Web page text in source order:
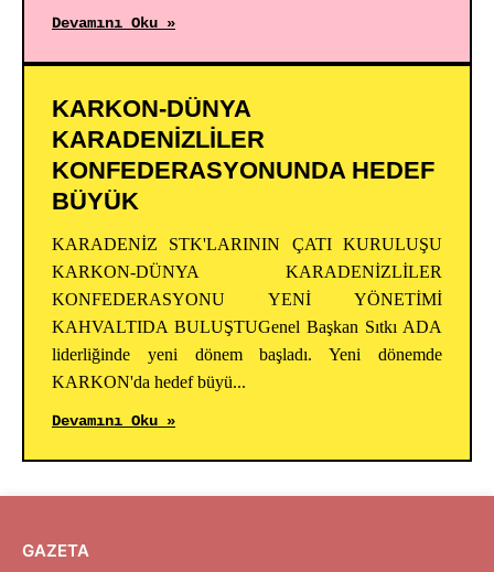
Devamını Oku »
KARKON-DÜNYA
KARADENİZLİLER
KONFEDERASYONUNDA HEDEF
BÜYÜK
KARADENİZ STK'LARININ ÇATI KURULUŞU
KARKON-DÜNYA KARADENİZLİLER
KONFEDERASYONU YENİ YÖNETİMİ
KAHVALTIDA BULUŞTUGenel Başkan Sıtkı ADA
liderliğinde yeni dönem başladı. Yeni dönemde
KARKON'da hedef büyü...
Devamını Oku »
GAZETA